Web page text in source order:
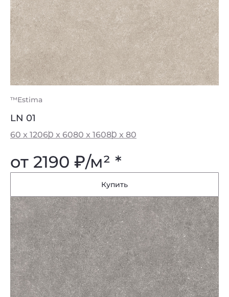
™Estima
LN 01
60 x 12060 x 6080 x 16080 x 80
от 2190 ₽/м² *
Купить